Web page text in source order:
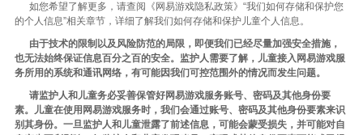
如您希望了解更多，请查阅《网易游戏隐私政策》“我们如何存储和保护您
的个人信息”相关章节，详细了解我们如何存储和保护儿童个人信息。
由于技术的限制以及风险防范的局限，即便我们已经尽量加强安全措施，
也无法始终保证信息百分之百的安全。监护人需要了解，儿童接入网易游戏服
务所用的系统和通讯网络，有可能因我们可控范围外的情况而发生问题。
请监护人和儿童务必妥善保管好网易游戏服务账号、密码及其他身份要
素。儿童在使用网易游戏服务时，我们会通过账号、密码及其他身份要素来识
别其身份。一旦监护人和儿童泄露了前述信息，可能会蒙受损失，并可能对自